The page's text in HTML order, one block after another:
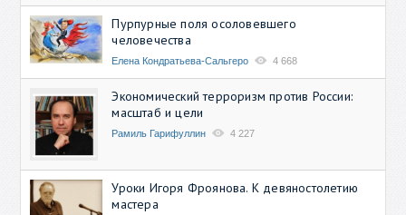
Пурпурные поля осоловевшего
человечества
Елена Кондратьева-Сальгеро 4 668
Экономический терроризм против России:
масштаб и цели
Рамиль Гарифуллин 4 227
Уроки Игоря Фроянова. К девяностолетию
мастера